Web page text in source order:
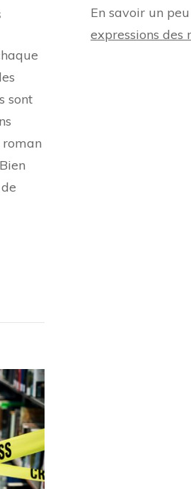
sont
roman
En savoir un
expressions des